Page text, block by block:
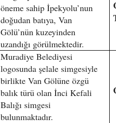
öneme sahip İpekyolu’nun
doğudan batıya, Van
Gölü’nün kuzeyinden
uzandığı görülmektedir.
Muradiye Belediyesi
logosunda şelale simgesiyle
birlikte Van Gölüne özgü
balık türü olan İnci Kefali
Balığı simgesi
bulunmaktadır.